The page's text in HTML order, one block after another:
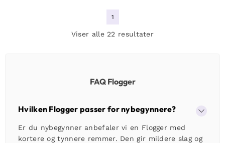
1
Viser alle 22 resultater
FAQ Flogger
Hvilken Flogger passer for nybegynnere?
Er du nybegynner anbefaler vi en Flogger med
kortere og tynnere remmer. Den gir mildere slag og